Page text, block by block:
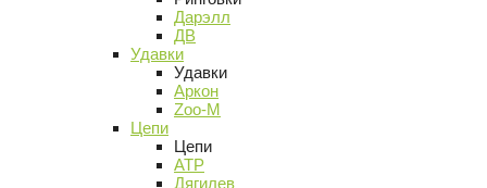
Дарэлл
ДВ
Удавки
Удавки
Аркон
Zoo-M
Цепи
Цепи
АТР
Дягилев